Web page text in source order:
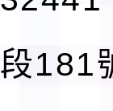
181